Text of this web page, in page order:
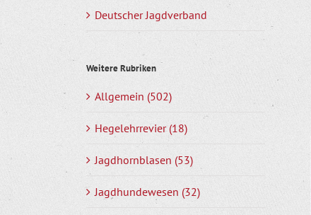
Deutscher Jagdverband
Weitere Rubriken
Allgemein (502)
Hegelehrrevier (18)
Jagdhornblasen (53)
Jagdhundewesen (32)